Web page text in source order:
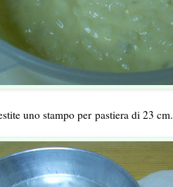
uno stampo per pastiera di 23 cm.